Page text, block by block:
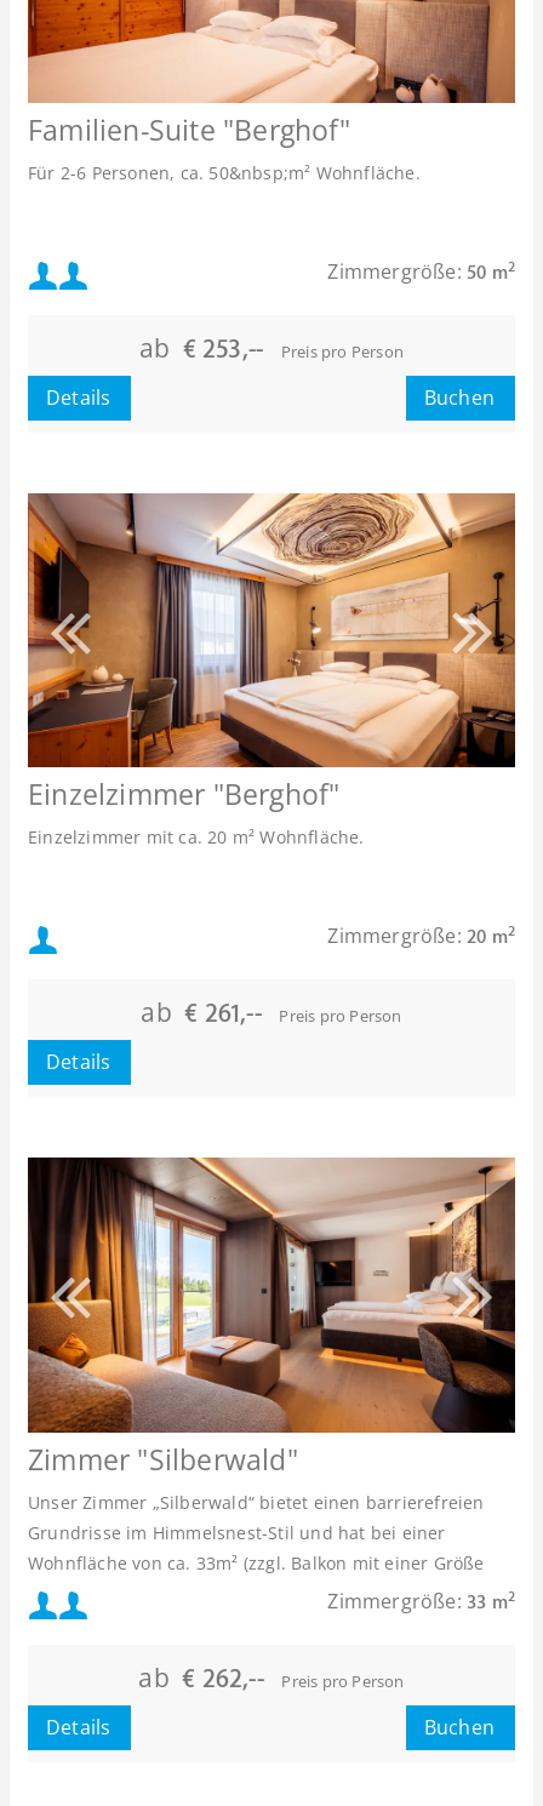
Familien-Suite "Berghof"
Für 2-6 Personen, ca. 50&nbsp;m² Wohnfläche.
Mindestbelegung:
Maximalbelegung:
Zimmergröße: 50 m2
ab € 253,-- Preis pro Person
Buchen
Details
Einzelzimmer "Berghof"
Einzelzimmer mit ca. 20 m² Wohnfläche.
Mindestbelegung:
Maximalbelegung:
Zimmergröße: 20 m2
ab€ 261,-- Preis pro Person
Details
Zimmer "Silberwald"
Unser Zimmer „Silberwald“ bietet einen barrierefreien
Grundrisse im Himmelsnest-Stil und hat bei einer
Wohnfläche von ca. 33m² (zzgl. Balkon mit einer Größe
von ca. 7m²) Platz für 2 Personen.
Mindestbelegung:
Maximalbelegung:
Zimmergröße: 33 m2
ab€ 262,-- Preis pro Person
Buchen
Details